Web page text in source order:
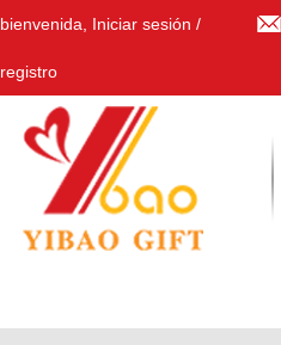
bienvenida, Iniciar sesión /
registro